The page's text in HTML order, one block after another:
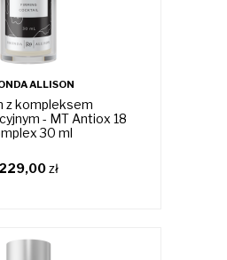
ALLISON
z kompleksem
- MT Antiox 18
30 ml
229,00zł